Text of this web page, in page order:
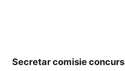
Secretar comisie